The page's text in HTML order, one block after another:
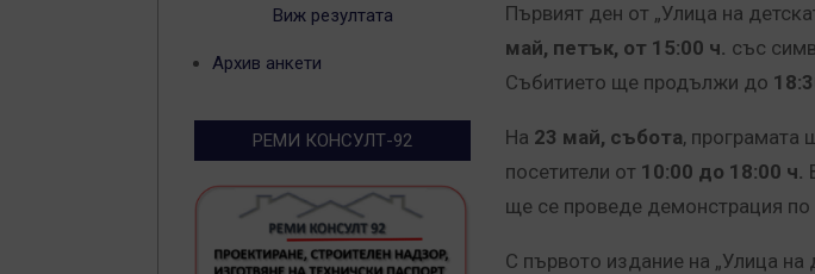
Първият ден от „Улица на
май, петък, от 15:00 ч. със
Събитието ще продължи до
На 23 май, събота, програмата
посетители от 10:00 до 18:00 ч.
ще се проведе демонстрация по
С първото издание на „Улица на
Виж резултата
Архив анкети
РЕМИ КОНСУЛТ-92